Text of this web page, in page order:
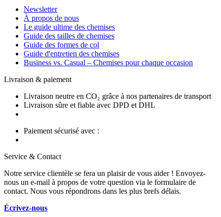
Newsletter
À propos de nous
Le guide ultime des chemises
Guide des tailles de chemises
Guide des formes de col
Guide d'entretien des chemises
Business vs. Casual – Chemises pour chaque occasion
Livraison & paiement
Livraison neutre en CO₂ grâce à nos partenaires de transport
Livraison sûre et fiable avec DPD et DHL
Paiement sécurisé avec :
Service & Contact
Notre service clientèle se fera un plaisir de vous aider ! Envoyez-
nous un e-mail à propos de votre question via le formulaire de
contact. Nous vous répondrons dans les plus brefs délais.
Écrivez-nous